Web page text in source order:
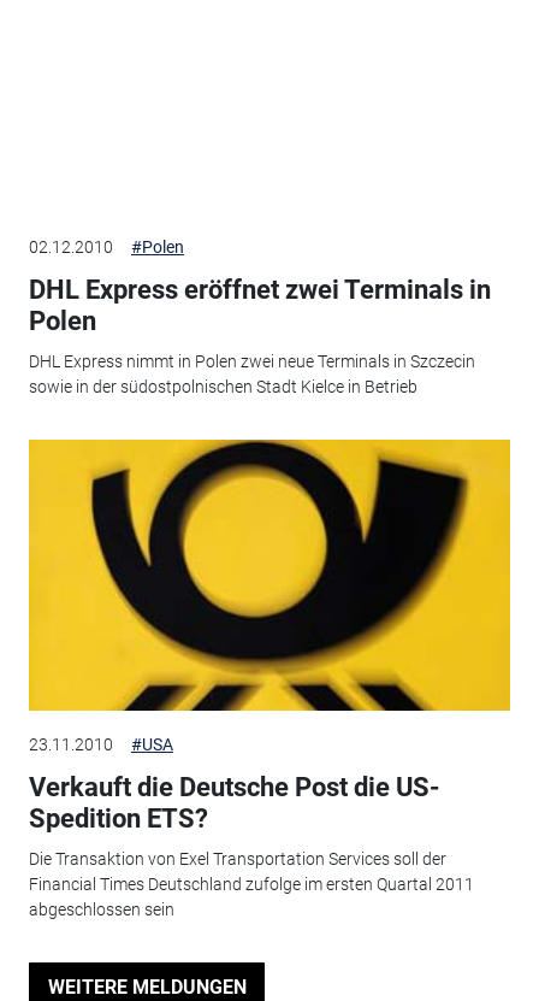
02.12.2010 #Polen
DHL Express eröffnet zwei Terminals in
Polen
DHL Express nimmt in Polen zwei neue Terminals in Szczecin
sowie in der südostpolnischen Stadt Kielce in Betrieb
23.11.2010 #USA
Verkauft die Deutsche Post die US-
Spedition ETS?
Die Transaktion von Exel Transportation Services soll der
Financial Times Deutschland zufolge im ersten Quartal 2011
abgeschlossen sein
WEITERE MELDUNGEN